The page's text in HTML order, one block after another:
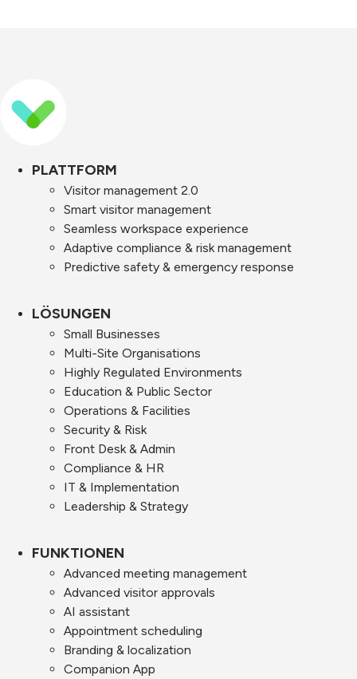
PLATTFORM
Visitor management 2.0
Smart visitor management
Seamless workspace experience
Adaptive compliance & risk management
Predictive safety & emergency response
LÖSUNGEN
Small Businesses
Multi-Site Organisations
Highly Regulated Environments
Education & Public Sector
Operations & Facilities
Security & Risk
Front Desk & Admin
Compliance & HR
IT & Implementation
Leadership & Strategy
FUNKTIONEN
Advanced meeting management
Advanced visitor approvals
AI assistant
Appointment scheduling
Branding & localization
Companion App